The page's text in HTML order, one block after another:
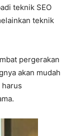
teknik SEO
teknik
pergerakan
akan mudah
harus